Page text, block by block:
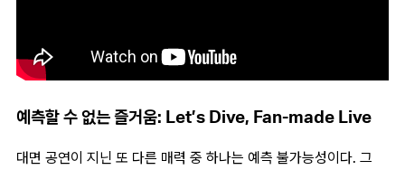
예측할 수 없는 즐거움: Let’s Dive, Fan-made Live
대면 공연이 지닌 또 다른 매력 중 하나는 예측 불가능성이다. 그